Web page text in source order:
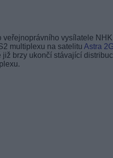
veřejnoprávního vysílatele NHK
multiplexu na satelitu Astra
již brzy ukončí stávající